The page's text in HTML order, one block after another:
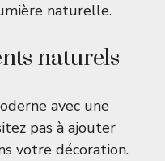
naturelle.
naturels
avec une
pas à ajouter
votre décoration.